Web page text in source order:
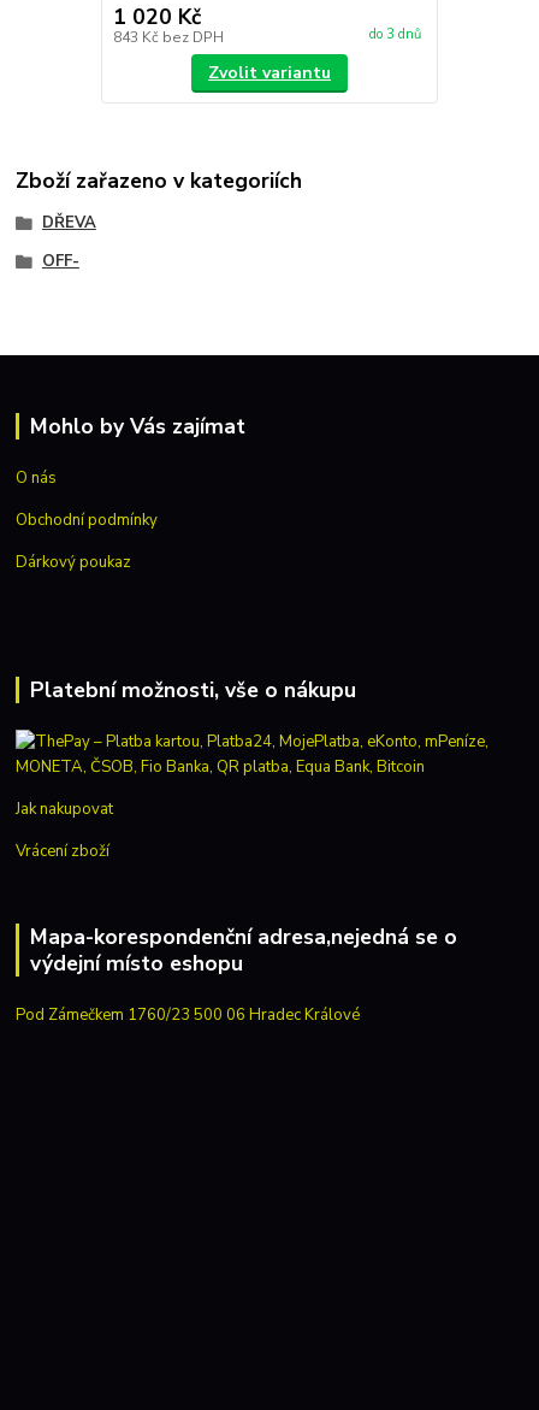
1 020 Kč
843 Kč bez DPH do 3 dnů
Zvolit variantu
Zboží zařazeno v kategoriích
DŘEVA
OFF-
Mohlo by Vás zajímat
O nás
Obchodní podmínky
Dárkový poukaz
Platební možnosti, vše o nákupu
Jak nakupovat
Vrácení zboží
Mapa-korespondenční adresa,nejedná se o
výdejní místo eshopu
Pod Zámečkem 1760/23 500 06 Hradec Králové